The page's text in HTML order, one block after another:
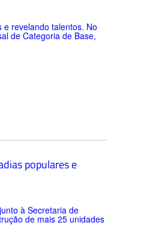
revelando talentos. No
de Categoria de Base,
populares e
à Secretaria de
de mais 25 unidades